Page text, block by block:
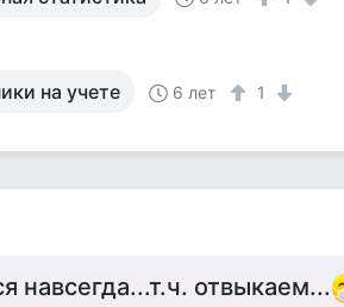
на учете 6 лет 1
навсегда...т.ч. отвыкаем...